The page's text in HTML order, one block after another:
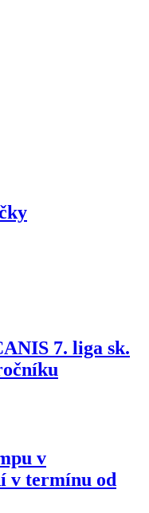
7. liga sk.
v
v termínu od